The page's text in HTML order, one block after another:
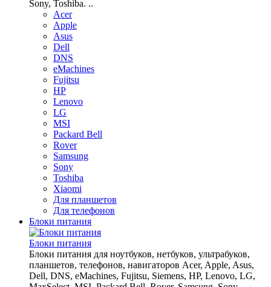
Sony, Toshiba. ..
Acer
Apple
Asus
Dell
DNS
eMachines
Fujitsu
HP
Lenovo
LG
MSI
Packard Bell
Rover
Samsung
Sony
Toshiba
Xiaomi
Для планшетов
Для телефонов
Блоки питания
Блоки питания
Блоки питания для ноутбуков, нетбуков, ультрабуков,
планшетов, телефонов, навигаторов Acer, Apple, Asus,
Dell, DNS, eMachines, Fujitsu, Siemens, HP, Lenovo, LG,